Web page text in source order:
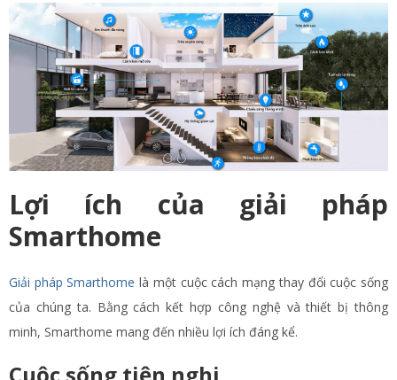
Lợi ích của giải pháp
Smarthome
Giải pháp Smarthome là một cuộc cách mạng thay đổi cuộc sống
của chúng ta. Bằng cách kết hợp công nghệ và thiết bị thông
minh, Smarthome mang đến nhiều lợi ích đáng kể.